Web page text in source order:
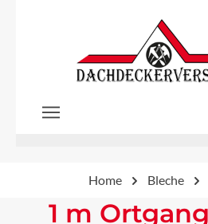
Zum Hauptinhalt springen
Home Bleche
1 m